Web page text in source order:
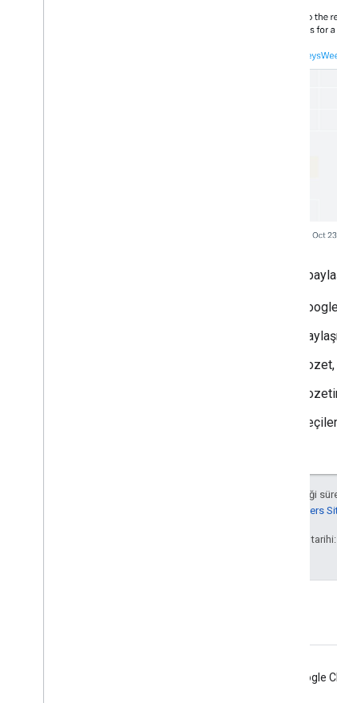
Rozeti
Aksi belirtilmediği
Google Developers
Son güncelleme
Google